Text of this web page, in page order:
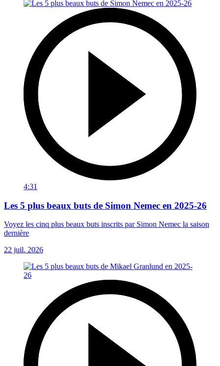
4:31
Les 5 plus beaux buts de Simon Nemec en 2025-26
Voyez les cinq plus beaux buts inscrits par Simon Nemec la saison
dernière
22 juil. 2026